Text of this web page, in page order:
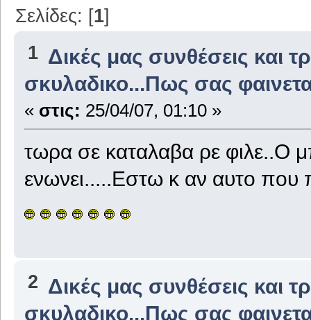
Σελίδες: [1]
1 Δικές μας συνθέσεις και
σκυλαδικο...Πως σας
« στις: 25/04/07, 01:10 »
τωρα σε καταλαβα ρε φιλε..Ο
ενωνει.....Εστω κ αν αυτο που
2 Δικές μας συνθέσεις και
σκυλαδικο...Πως σας